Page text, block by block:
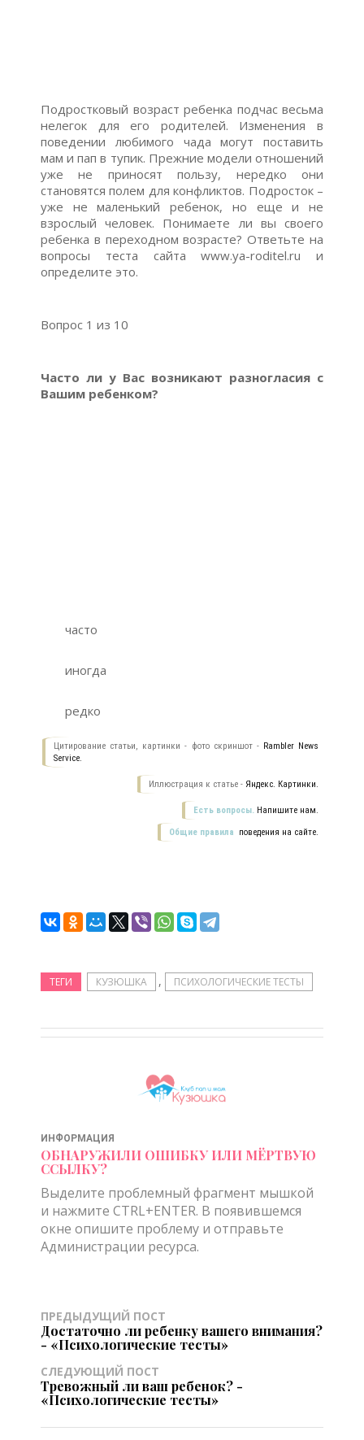
Подростковый возраст ребенка подчас весьма
нелегок для его родителей. Изменения в
поведении любимого чада могут поставить
мам и пап в тупик. Прежние модели отношений
уже не приносят пользу, нередко они
становятся полем для конфликтов. Подросток –
уже не маленький ребенок, но еще и не
взрослый человек. Понимаете ли вы своего
ребенка в переходном возрасте? Ответьте на
вопросы теста сайта www.ya-roditel.ru и
определите это.
Вопрос 1 из 10
Часто ли у Вас возникают разногласия с
Вашим ребенком?
часто
иногда
редко
Цитирование статьи, картинки - фото скриншот - Rambler News
Service.
Иллюстрация к статье - Яндекс. Картинки.
Есть вопросы. Напишите нам.
Общие правила поведения на сайте.
ТЕГИ КУЗЮШКА , ПСИХОЛОГИЧЕСКИЕ ТЕСТЫ
ИНФОРМАЦИЯ
ОБНАРУЖИЛИ ОШИБКУ ИЛИ МЁРТВУЮ
ССЫЛКУ?
Выделите проблемный фрагмент мышкой
и нажмите CTRL+ENTER. В появившемся
окне опишите проблему и отправьте
Администрации ресурса.
ПРЕДЫДУЩИЙ ПОСТ
Достаточно ли ребенку вашего внимания?
- «Психологические тесты»
СЛЕДУЮЩИЙ ПОСТ
Тревожный ли ваш ребенок? -
«Психологические тесты»